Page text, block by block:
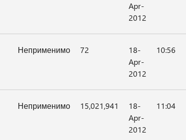
Apr-
2012
Неприменимо 72
18-
Apr-
2012
10:56
Неприменимо 15,021,941
18-
Apr-
2012
11:04